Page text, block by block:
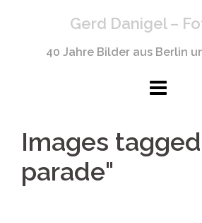
Gerd Danigel –
40 Jahre Bilder aus Berlin
Images
parade"